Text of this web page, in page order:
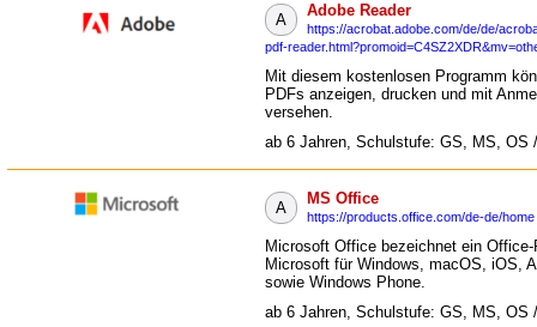
A
Adobe Reader
https://acrobat.adobe.com/de/de/
pdf-
Mit diesem kostenlosen Programm
PDFs anzeigen, drucken und mit
versehen.
ab 6 Jahren, Schulstufe: GS, MS, OS
A
MS Office
https://products.office.com/de-de/home
Microsoft Office bezeichnet ein
Microsoft für Windows, macOS, iOS,
sowie Windows Phone.
ab 6 Jahren, Schulstufe: GS, MS, OS